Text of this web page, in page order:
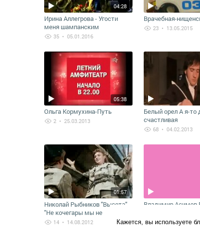
04:28
Ирина Аллегрова - Угости
меня шампанским
35 • 05.01.2016
Врачебная-
23 • 13.05.2015
05:38
Ольга Кормухина-Путь
2 • 25.03.2013
Белый орел А я-то
счастливая
68 • 04.02.2013
01:57
Николай Рыбников "Высота"
"Не кочегары мы не
плотники"
14 • 14.08.2012
Владимир Асимов
Кажется, вы используете